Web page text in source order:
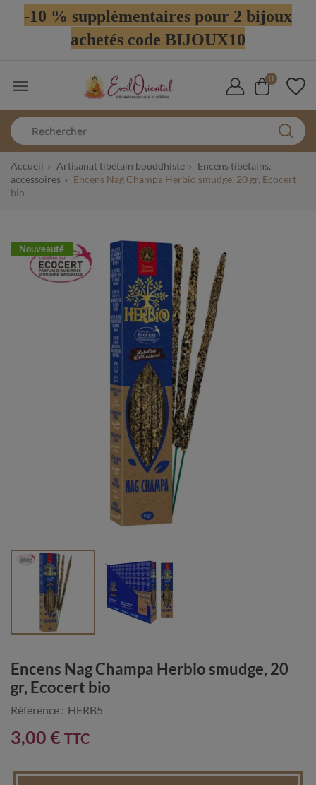
-10 % supplémentaires pour 2 bijoux
achetés code BIJOUX10
 0
Accueil Artisanat tibétain bouddhiste
Encens tibétains,
accessoires
Encens Nag Champa Herbio smudge, 20 gr, Ecocert
bio
Nouveauté
Encens Nag Champa Herbio smudge, 20
gr, Ecocert bio
Référence : HERB5
3,00 € TTC